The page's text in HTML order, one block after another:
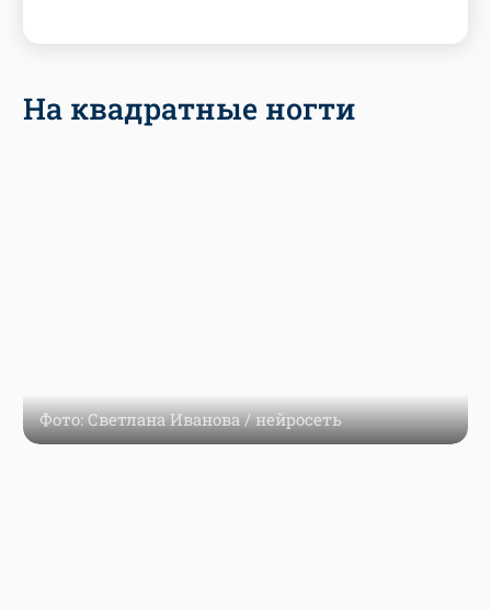
На квадратные ногти
Фото: Светлана Иванова / нейросеть